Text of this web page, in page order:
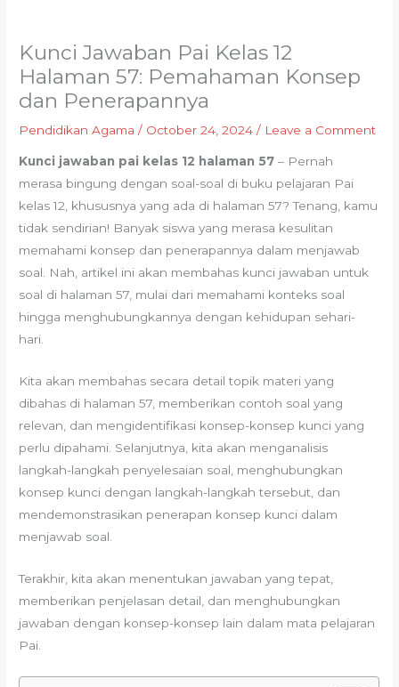
Kunci Jawaban Pai Kelas 12
Halaman 57: Pemahaman Konsep
dan Penerapannya
Pendidikan Agama / October 24, 2024/ Leave a Comment
Kunci jawaban pai kelas 12 halaman 57 – Pernah
merasa bingung dengan soal-soal di buku pelajaran Pai
kelas 12, khususnya yang ada di halaman 57? Tenang, kamu
tidak sendirian! Banyak siswa yang merasa kesulitan
memahami konsep dan penerapannya dalam menjawab
soal. Nah, artikel ini akan membahas kunci jawaban untuk
soal di halaman 57, mulai dari memahami konteks soal
hingga menghubungkannya dengan kehidupan sehari-
hari.
Kita akan membahas secara detail topik materi yang
dibahas di halaman 57, memberikan contoh soal yang
relevan, dan mengidentifikasi konsep-konsep kunci yang
perlu dipahami. Selanjutnya, kita akan menganalisis
langkah-langkah penyelesaian soal, menghubungkan
konsep kunci dengan langkah-langkah tersebut, dan
mendemonstrasikan penerapan konsep kunci dalam
menjawab soal.
Terakhir, kita akan menentukan jawaban yang tepat,
memberikan penjelasan detail, dan menghubungkan
jawaban dengan konsep-konsep lain dalam mata pelajaran
Pai.